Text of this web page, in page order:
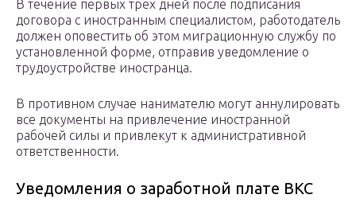
В течение первых трех дней после подписания
договора с иностранным специалистом, работодатель
должен оповестить об этом миграционную службу по
установленной форме, отправив уведомление о
трудоустройстве иностранца.
В противном случае нанимателю могут аннулировать
все документы на привлечение иностранной
рабочей силы и привлекут к административной
ответственности.
Уведомления о заработной плате ВКС